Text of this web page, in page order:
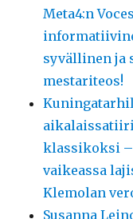
Meta4:n
syvällinen ja
mestariteos!
klassikoksi
vaikeassa
Klemolan
Susanna